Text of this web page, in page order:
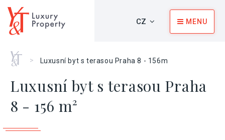
CZ MENU
Home
> Luxusní byt s terasou Praha 8 - 156m
Luxusní byt s terasou Praha
8 - 156 m²